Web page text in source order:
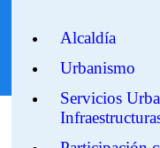
Alcaldía
Urbanismo
Servicios